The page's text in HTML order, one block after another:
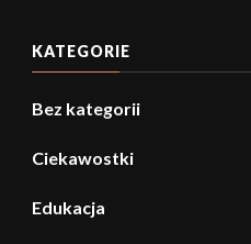
KATEGORIE
Bez kategorii
Ciekawostki
Edukacja